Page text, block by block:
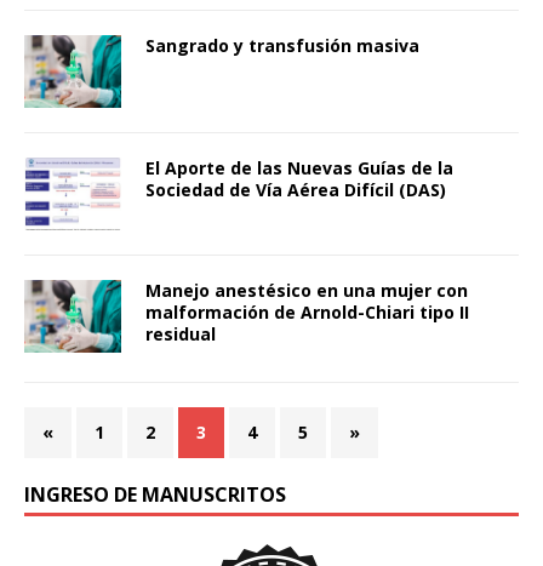
Sangrado y transfusión masiva
El Aporte de las Nuevas Guías de la
Sociedad de Vía Aérea Difícil (DAS)
Manejo anestésico en una mujer con
malformación de Arnold-Chiari tipo II
residual
« 1 2 3 4 5 »
INGRESO DE MANUSCRITOS